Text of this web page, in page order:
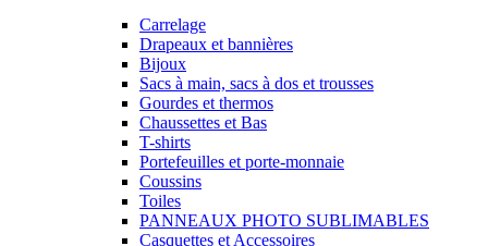
Carrelage
Drapeaux et bannières
Bijoux
Sacs à main, sacs à dos et trousses
Gourdes et thermos
Chaussettes et Bas
T-shirts
Portefeuilles et porte-monnaie
Coussins
Toiles
PANNEAUX PHOTO SUBLIMABLES
Casquettes et Accessoires